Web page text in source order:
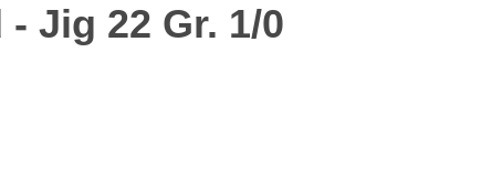
Jig 22 Gr. 1/0